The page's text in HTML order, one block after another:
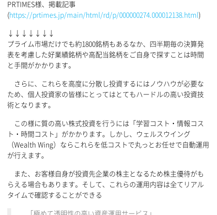
PRTIMES様、掲載記事
(https://prtimes.jp/main/html/rd/p/000000274.000012138.html )
↓↓↓↓↓↓↓
プライム市場だけでも約1800銘柄もあるなか、四半期毎の決算発
表を考慮した好業績銘柄や高配当銘柄をご自身で探すことは時間
と手間がかかります。
さらに、これらを高度に分散し投資するにはノウハウが必要な
ため、個人投資家の皆様にとってはとてもハードルの高い投資技
術となります。
この様に質の高い株式投資を行うには「学習コスト・情報コス
ト・時間コスト」がかかります。しかし、ウェルスウイング
（Wealth Wing）ならこれらを低コストで丸っとお任せで自動運用
が行えます。
また、お客様自身が投資先企業の株主となるため株主優待がも
らえる場合もあります。そして、これらの運用内容は全てリアル
タイムで確認することができる
「極めて透明性の高い資産運用サービス」